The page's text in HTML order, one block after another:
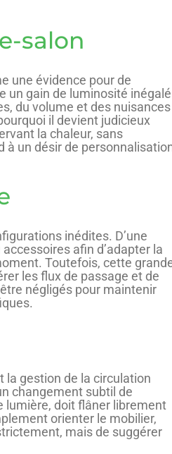
salon
une évidence pour de
un gain de luminosité
du volume et des nuisances
il devient judicieux
la chaleur, sans
à un désir de
inédites. D’une
afin d’adapter la
Toutefois, cette
les flux de passage et de
négligés pour maintenir
la gestion de la circulation
changement subtil de
lumière, doit flâner librement
orienter le mobilier,
mais de suggérer